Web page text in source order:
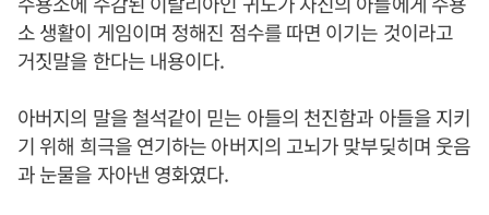
소 생활이 게임이며 정해진 점수를 따면 이기는 것이라고
거짓말을 한다는 내용이다.
아버지의 말을 철석같이 믿는 아들의 천진함과 아들을 지키
기 위해 희극을 연기하는 아버지의 고뇌가 맞부딪히며 웃음
과 눈물을 자아낸 영화였다.